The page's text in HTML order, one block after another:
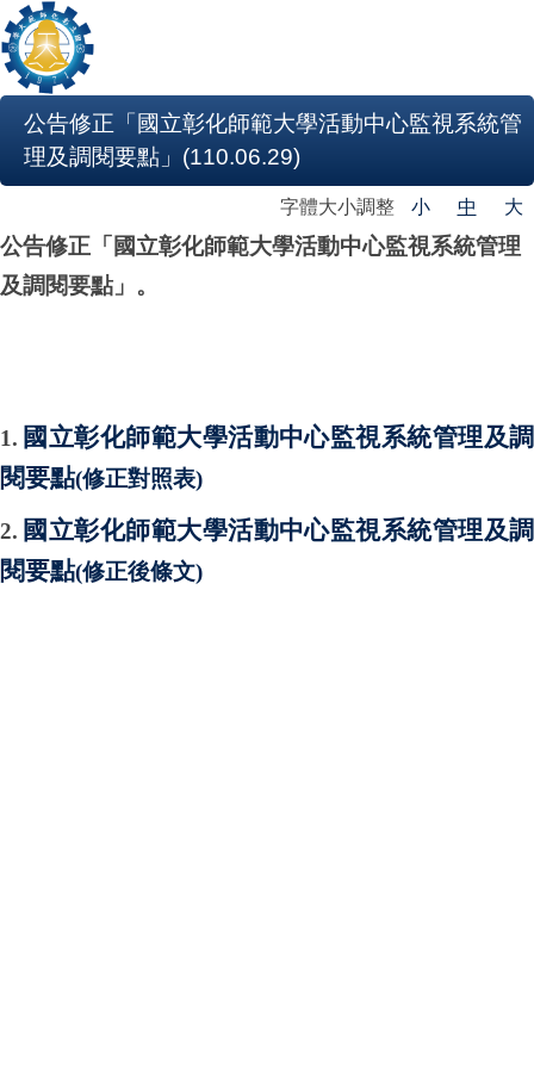
公告修正「國立彰化師範大學活動中心監視系統管
理及調閱要點」(110.06.29)
字體大小調整 小 中 大
公告修正「國立彰化師範大學活動中心監視系統管理
及調閱要點」。
1. 國立彰化師範大學活動中心監視系統管理及調
閱要點(修正對照表)
2. 國立彰化師範大學活動中心監視系統管理及調
閱要點(修正後條文)